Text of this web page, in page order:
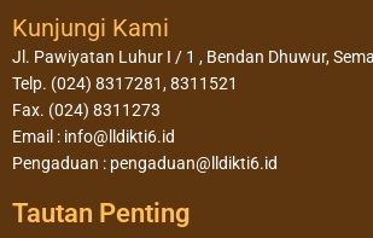
Kunjungi Kami
Jl. Pawiyatan Luhur I / 1 , Bendan Dhuwur,
Telp. (024) 8317281, 8311521
Fax. (024) 8311273
Email : info@lldikti6.id
Pengaduan : pengaduan@lldikti6.id
Tautan Penting